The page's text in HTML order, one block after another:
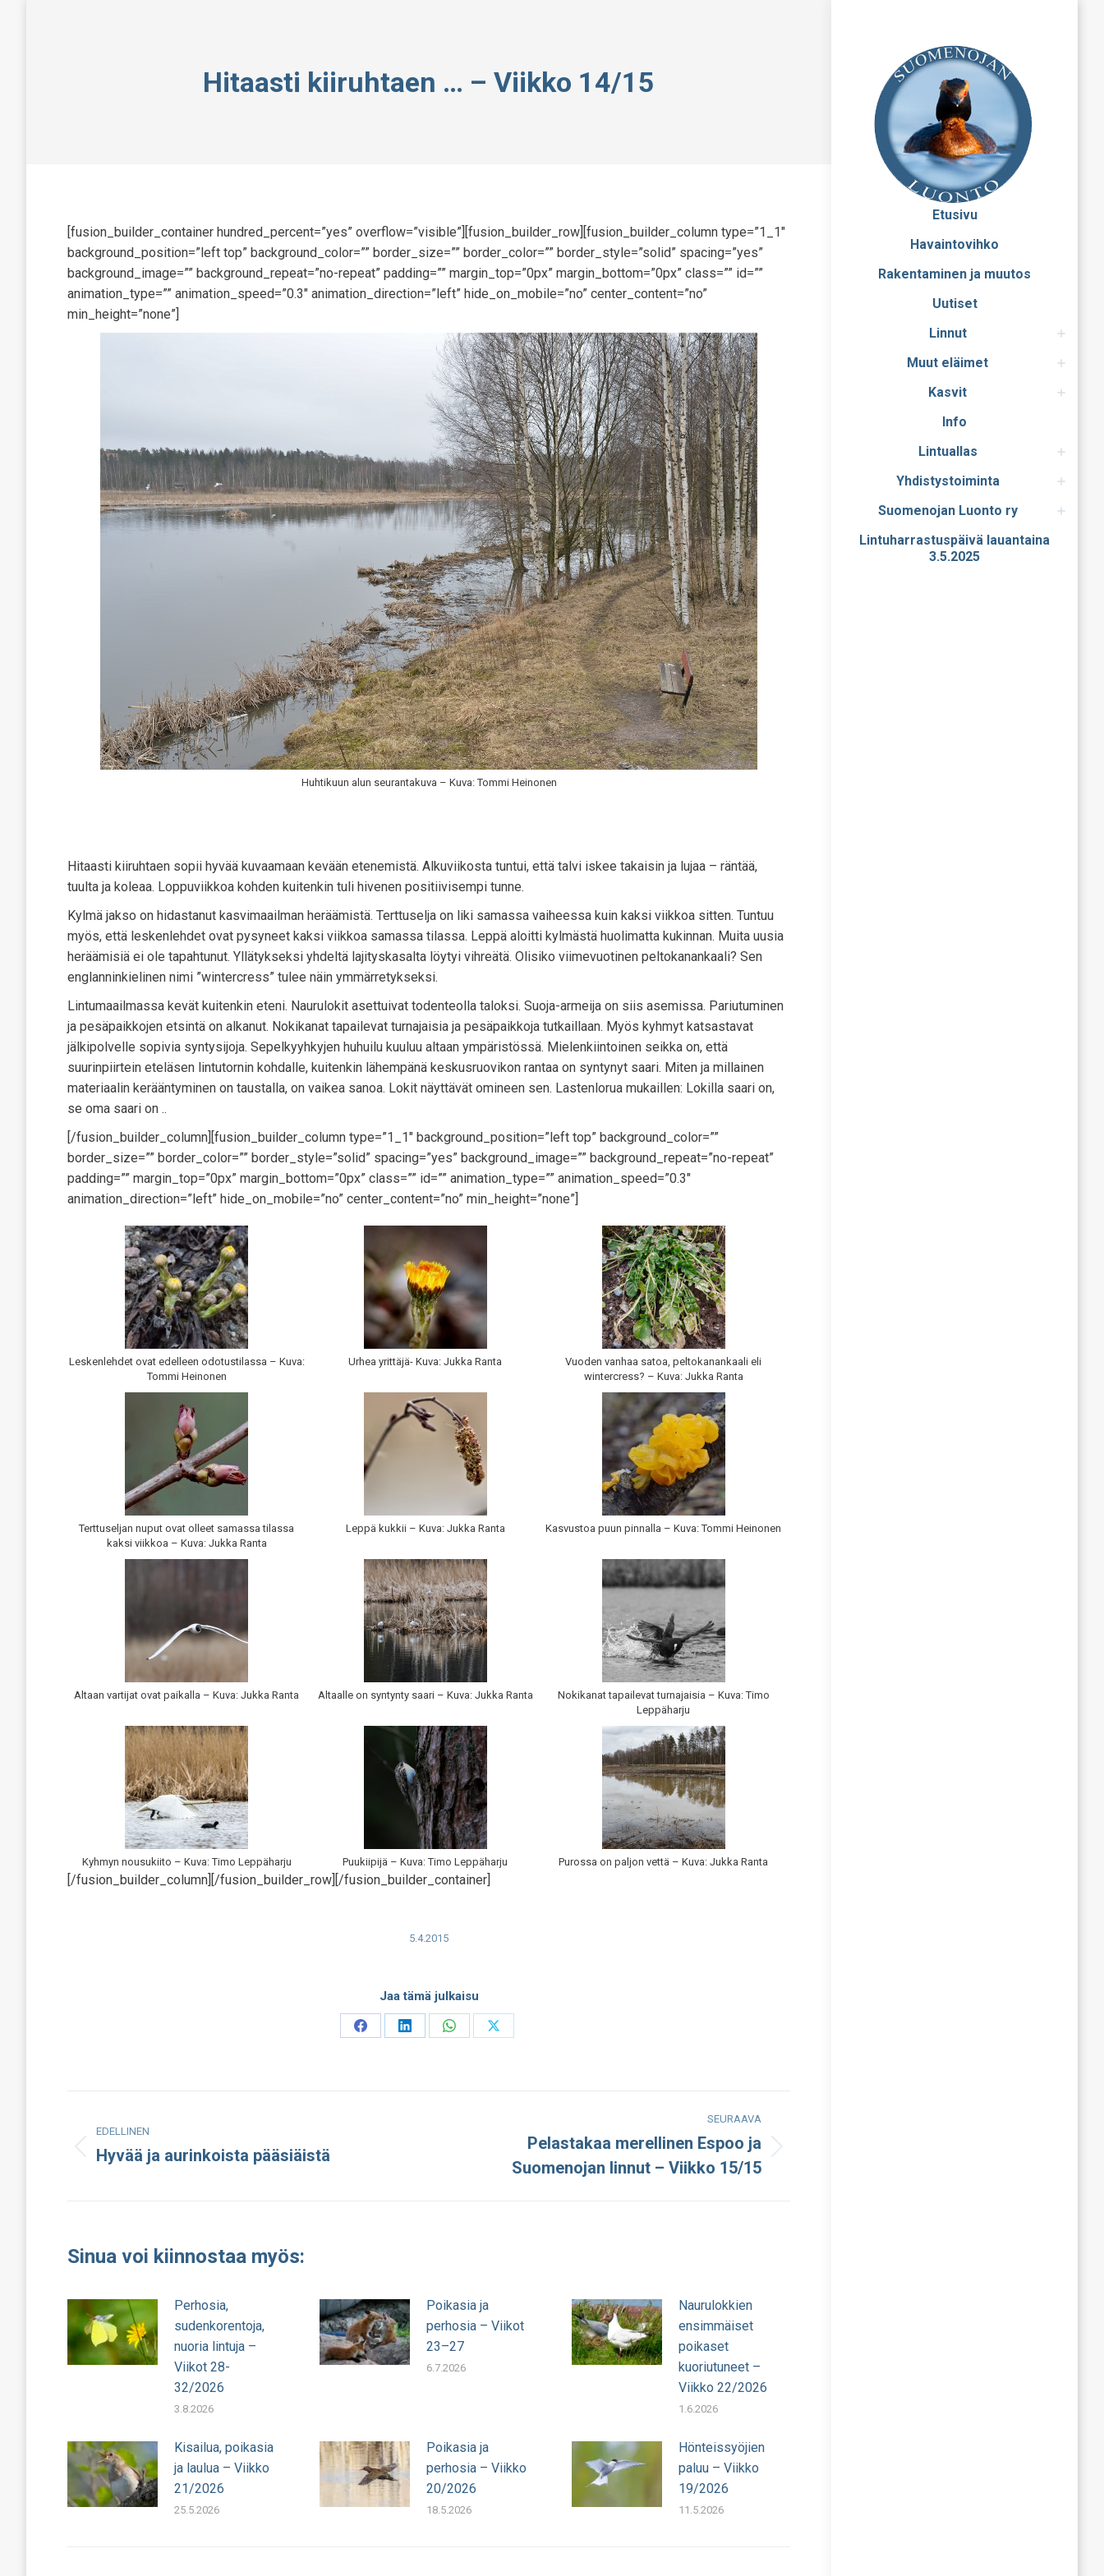
Etusivu
Havaintovihko
Rakentaminen ja muutos
Uutiset
Linnut
Muut eläimet
Kasvit
Info
Lintuallas
Yhdistystoiminta
Suomenojan Luonto ry
Lintuharrastuspäivä lauantaina
3.5.2025
Hitaasti kiiruhtaen … – Viikko 14/15
[fusion_builder_container hundred_percent=”yes” overflow=”visible”][fusion_builder_row][fusion_builder_column type=”1_1″
background_position=”left top” background_color=”” border_size=”” border_color=”” border_style=”solid” spacing=”yes”
background_image=”” background_repeat=”no-repeat” padding=”” margin_top=”0px” margin_bottom=”0px” class=”” id=””
animation_type=”” animation_speed=”0.3″ animation_direction=”left” hide_on_mobile=”no” center_content=”no”
min_height=”none”]
Huhtikuun alun seurantakuva – Kuva: Tommi Heinonen
Hitaasti kiiruhtaen sopii hyvää kuvaamaan kevään etenemistä. Alkuviikosta tuntui, että talvi iskee takaisin ja lujaa – räntää,
tuulta ja koleaa. Loppuviikkoa kohden kuitenkin tuli hivenen positiivisempi tunne.
Kylmä jakso on hidastanut kasvimaailman heräämistä. Terttuselja on liki samassa vaiheessa kuin kaksi viikkoa sitten. Tuntuu
myös, että leskenlehdet ovat pysyneet kaksi viikkoa samassa tilassa. Leppä aloitti kylmästä huolimatta kukinnan. Muita uusia
heräämisiä ei ole tapahtunut. Yllätykseksi yhdeltä lajityskasalta löytyi vihreätä. Olisiko viimevuotinen peltokanankaali? Sen
englanninkielinen nimi ”wintercress” tulee näin ymmärretykseksi.
Lintumaailmassa kevät kuitenkin eteni. Naurulokit asettuivat todenteolla taloksi. Suoja-armeija on siis asemissa. Pariutuminen
ja pesäpaikkojen etsintä on alkanut. Nokikanat tapailevat turnajaisia ja pesäpaikkoja tutkaillaan. Myös kyhmyt katsastavat
jälkipolvelle sopivia syntysijoja. Sepelkyyhkyjen huhuilu kuuluu altaan ympäristössä. Mielenkiintoinen seikka on, että
suurinpiirtein eteläsen lintutornin kohdalle, kuitenkin lähempänä keskusruovikon rantaa on syntynyt saari. Miten ja millainen
materiaalin kerääntyminen on taustalla, on vaikea sanoa. Lokit näyttävät omineen sen. Lastenlorua mukaillen: Lokilla saari on,
se oma saari on ..
[/fusion_builder_column][fusion_builder_column type=”1_1″ background_position=”left top” background_color=””
border_size=”” border_color=”” border_style=”solid” spacing=”yes” background_image=”” background_repeat=”no-repeat”
padding=”” margin_top=”0px” margin_bottom=”0px” class=”” id=”” animation_type=”” animation_speed=”0.3″
animation_direction=”left” hide_on_mobile=”no” center_content=”no” min_height=”none”]
Leskenlehdet ovat edelleen odotustilassa – Kuva:
Tommi Heinonen
Urhea yrittäjä- Kuva: Jukka Ranta
Vuoden vanhaa satoa, peltokanankaali eli
wintercress? – Kuva: Jukka Ranta
Terttuseljan nuput ovat olleet samassa tilassa
kaksi viikkoa – Kuva: Jukka Ranta
Leppä kukkii – Kuva: Jukka Ranta Kasvustoa puun pinnalla – Kuva: Tommi Heinonen
Altaan vartijat ovat paikalla – Kuva: Jukka Ranta Altaalle on syntynty saari – Kuva: Jukka Ranta
Nokikanat tapailevat turnajaisia – Kuva: Timo
Leppäharju
Kyhmyn nousukiito – Kuva: Timo Leppäharju Puukiipijä – Kuva: Timo Leppäharju Purossa on paljon vettä – Kuva: Jukka Ranta
[/fusion_builder_column][/fusion_builder_row][/fusion_builder_container]
5.4.2015
Jaa tämä julkaisu
Share
Share
Share
Share
navigation
EDELLINEN
Edellinen
Hyvää ja aurinkoista pääsiäistä
SEURAAVA
Pelastakaa merellinen Espoo ja
Suomenojan linnut – Viikko 15/15
Sinua voi kiinnostaa myös:
Perhosia,
sudenkorentoja,
nuoria lintuja –
Viikot 28-
32/2026
3.8.2026
Poikasia ja
perhosia – Viikot
23–27
6.7.2026
Naurulokkien
ensimmäiset
poikaset
kuoriutuneet –
Viikko 22/2026
1.6.2026
Kisailua, poikasia
ja laulua – Viikko
21/2026
25.5.2026
Poikasia ja
perhosia – Viikko
20/2026
18.5.2026
Hönteissyöjien
paluu – Viikko
19/2026
11.5.2026